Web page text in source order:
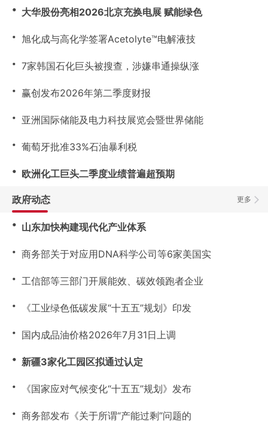
・ 大华股份亮相2026北京充换电展 赋能绿色
・ 旭化成与高化学签署Acetolyte™电解液技
・ 7家韩国石化巨头被搜查，涉嫌串通操纵涨
・ 赢创发布2026年第二季度财报
・ 亚洲国际储能及电力科技展览会暨世界储能
・ 葡萄牙批准33%石油暴利税
・ 欧洲化工巨头二季度业绩普遍超预期
更多
政府动态
・ 山东加快构建现代化产业体系
・ 商务部关于对应用DNA科学公司等6家美国实
・ 工信部等三部门开展能效、碳效领跑者企业
・ 《工业绿色低碳发展“十五五”规划》印发
・ 国内成品油价格2026年7月31日上调
・ 新疆3家化工园区拟通过认定
・ 《国家应对气候变化“十五五”规划》发布
・ 商务部发布《关于所谓“产能过剩”问题的